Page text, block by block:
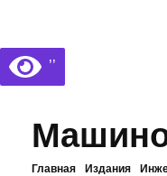
’’
Главная Издания